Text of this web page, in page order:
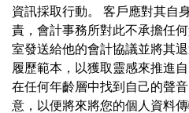
資訊採取行動。 客戶應對其自
責，會計事務所對此不承擔任
室發送給他的會計協議並將其
履歷範本，以獲取靈感來推進
在任何年齡層中找到自己的聲
意，以便將來將您的個人資料